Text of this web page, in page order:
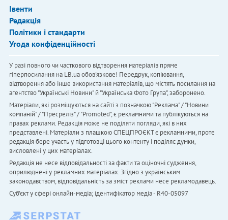
Івенти
Редакція
Політики і стандарти
Угода конфіденційності
У разі повного чи часткового відтворення матеріалів пряме
гіперпосилання на LB.ua обов'язкове! Передрук, копіювання,
відтворення або інше використання матеріалів, що містять посилання на
агентство "Українськi Новини" й "Українська Фото Група", заборонено.
Матеріали, які розміщуються на сайті з позначкою "Реклама" / "Новини
компаній" / "Пресреліз" / "Promoted", є рекламними та публікуються на
правах реклами. Редакція може не поділяти погляди, які в них
представлені. Матеріали з плашкою СПЕЦПРОЄКТ є рекламними, проте
редакція бере участь у підготовці цього контенту і поділяє думки,
висловлені у цих матеріалах.
Редакція не несе відповідальності за факти та оціночні судження,
оприлюднені у рекламних матеріалах. Згідно з українським
законодавством, відповідальність за зміст реклами несе рекламодавець.
Cуб'єкт у сфері онлайн-медіа; ідентифікатор медіа - R40-05097